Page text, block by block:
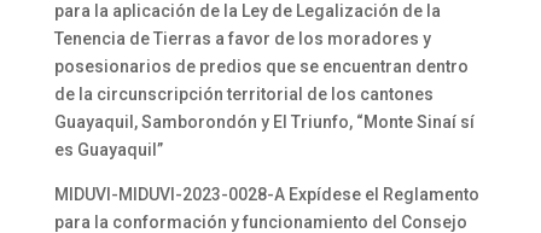
para la aplicación de la Ley de Legalización de la
Tenencia de Tierras a favor de los moradores y
posesionarios de predios que se encuentran dentro
de la circunscripción territorial de los cantones
Guayaquil, Samborondón y El Triunfo, “Monte Sinaí sí
es Guayaquil”
MIDUVI-MIDUVI-2023-0028-A Expídese el Reglamento
para la conformación y funcionamiento del Consejo